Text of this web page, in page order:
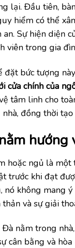
lại. Đầu tiên,
hiểm có thể
Sự hiện diện
viên trong gia
bức tượng
cửa chính của
tâm linh cho
đồng thời
hướng
hoặc ngủ là
trước khi đạt
nó không mang
và sự giải
nằm trong
cân bằng và